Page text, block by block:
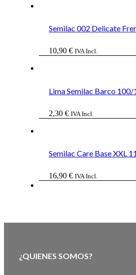
Semilac 002 Delicate
10,90 € IVA Incl.
Lima Semilac Barco 100/
2,30 € IVA Incl.
Semilac Care Base XXL
16,90 € IVA Incl.
¿QUIENES SOMOS?